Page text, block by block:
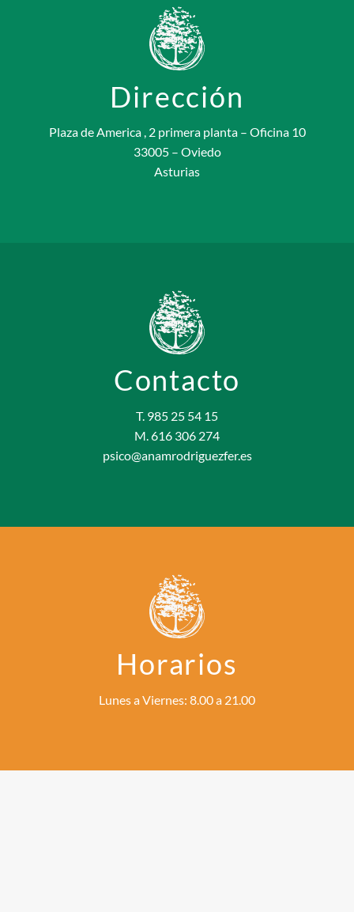
Dirección
Plaza de America , 2 primera planta – Oficina 10
33005 – Oviedo
Asturias
Contacto
T. 985 25 54 15
M. 616 306 274
psico@anamrodriguezfer.es
Horarios
Lunes a Viernes: 8.00 a 21.00